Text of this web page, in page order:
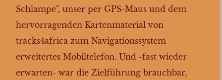
Schlampe", unser per GPS-Maus und dem
hervorragenden Kartenmaterial von
tracks4africa zum Navigationssystem
erweitertes Mobiltelefon. Und -fast wieder
erwarten- war die Zielführung brauchbar,